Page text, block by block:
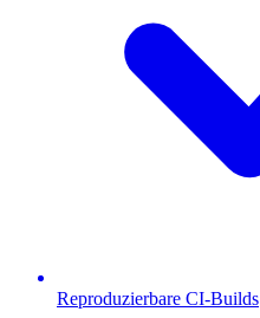
Reproduzierbare CI-Builds